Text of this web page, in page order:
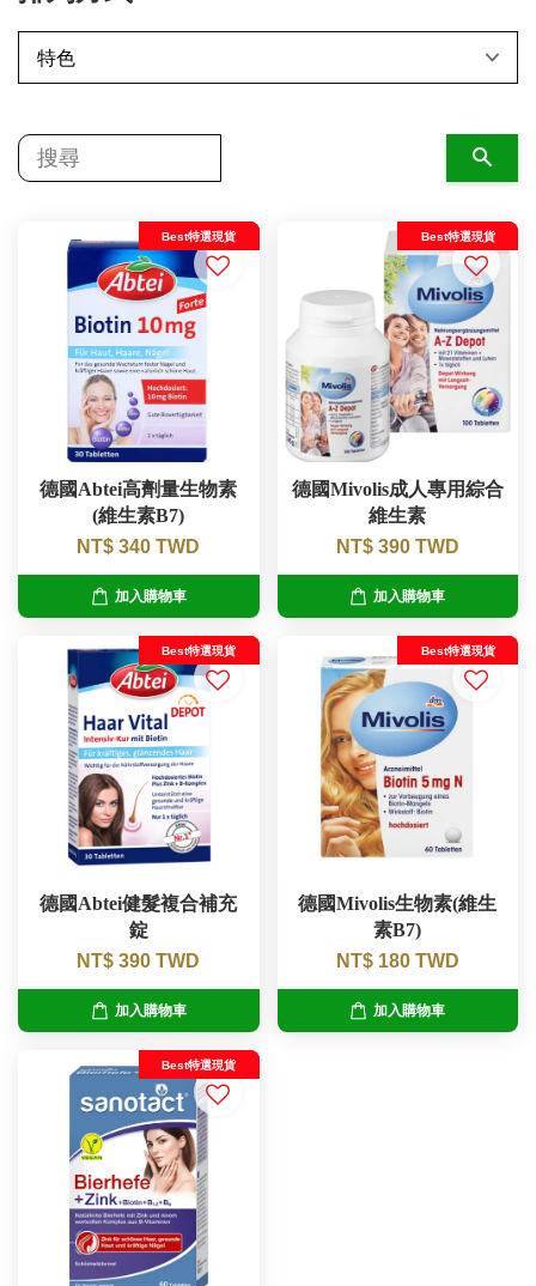
Best特選現貨
德國Abtei高劑量生物素
(維生素B7)
NT$ 340 TWD
加入購物車
Best特選現貨
德國Mivolis成人專用綜合
維生素
NT$ 390 TWD
加入購物車
Best特選現貨
德國Abtei健髮複合補充
錠
NT$ 390 TWD
加入購物車
Best特選現貨
德國Mivolis生物素(維生
素B7)
NT$ 180 TWD
加入購物車
Best特選現貨